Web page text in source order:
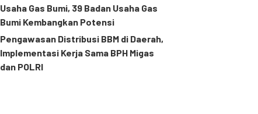
Usaha Gas Bumi, 39 Badan Usaha Gas
Bumi Kembangkan Potensi
Pengawasan Distribusi BBM di Daerah,
Implementasi Kerja Sama BPH Migas
dan POLRI